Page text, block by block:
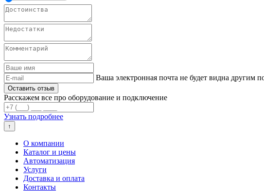
Ваша электронная почта не будет видна другим
Расскажем все про оборудование и подключение
Узнать подробнее
↑
О компании
Каталог и цены
Автоматизация
Услуги
Доставка и оплата
Контакты